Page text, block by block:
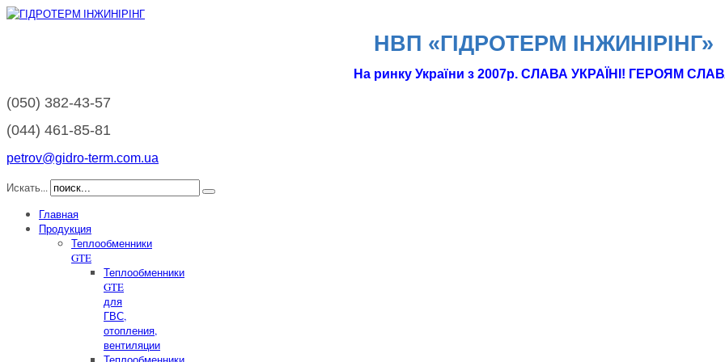
НВП «ГІДРОТЕРМ IНЖИНІРІНГ»
На ринку України з 2007р. СЛАВА УКРАЇНІ! ГЕРОЯМ
(050) 382-43-57
(044) 461-85-81
petrov@gidro-term.com.ua
Искать...
Главная
Продукция
Теплообменники
GTE
Теплообменники
GTE
для
ГВС,
отопления,
вентиляции